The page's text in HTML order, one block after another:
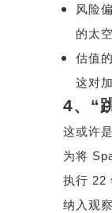
风险
的太空
估值的
这对
4、 “
这或许
为将
执行 22
纳入观